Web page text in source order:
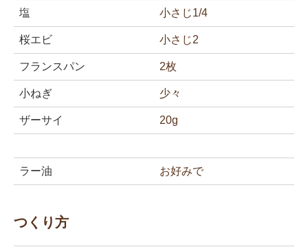
塩 小さじ1/4
桜エビ 小さじ2
フランスパン 2枚
小ねぎ 少々
ザーサイ 20g
ラー油 お好みで
つくり方